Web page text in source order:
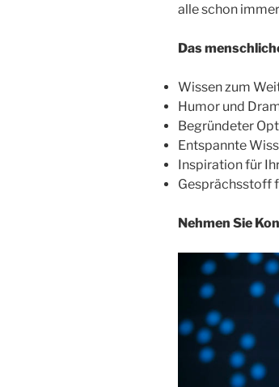
alle schon
Das
Wissen zum
Humor und
Begründeter
Entspannte
Inspiration für
Gesprächsstoff
Nehmen Sie